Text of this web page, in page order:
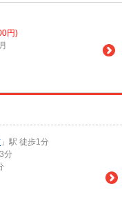
円)
」駅 徒歩1分
分